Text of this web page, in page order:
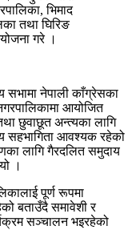
भिमाद
तथा घिरिङ
गरे ।
सभामा नेपाली काँग्रेसका
आयोजित
छुवाछूत अन्त्यका लागि
सहभागिता आवश्यक रहेको
लागि गैरदलित समुदाय
।
पूर्ण रूपमा
बताउँदै समावेशी र
सञ्चालन भइरहेको